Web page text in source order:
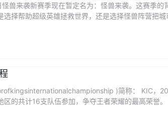
兽来袭新赛季现在暂定名为：怪兽来袭。这赛季的
择帮助超级英雄拯救世界，还是选择怪兽阵营把
)简称： KIC，
的共计16支队伍参加，争夺王者荣耀的最高荣誉